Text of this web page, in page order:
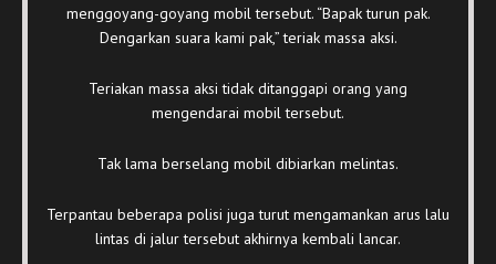
menggoyang-goyang mobil tersebut. “Bapak turun pak.
Dengarkan suara kami pak,” teriak massa aksi.
Teriakan massa aksi tidak ditanggapi orang yang
mengendarai mobil tersebut.
Tak lama berselang mobil dibiarkan melintas.
Terpantau beberapa polisi juga turut mengamankan arus lalu
lintas di jalur tersebut akhirnya kembali lancar.